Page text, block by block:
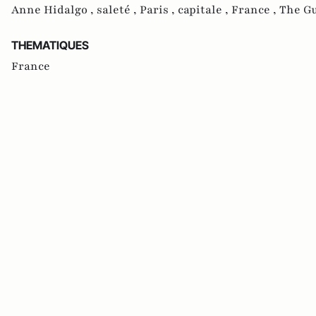
Anne Hidalgo , saleté , Paris , capitale , France , The
THEMATIQUES
France